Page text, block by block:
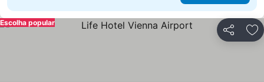
Partilhar
Escolha popular